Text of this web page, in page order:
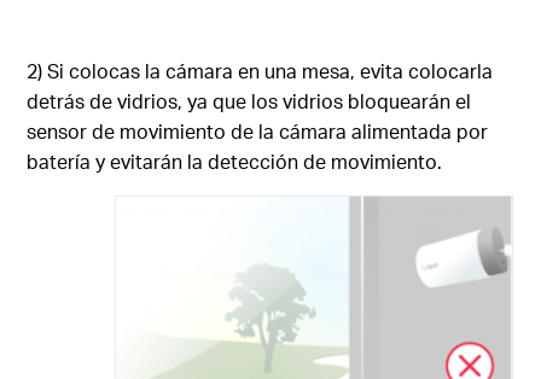
2) Si colocas la cámara en una mesa, evita colocarla
detrás de vidrios, ya que los vidrios bloquearán el
sensor de movimiento de la cámara alimentada por
batería y evitarán la detección de movimiento.